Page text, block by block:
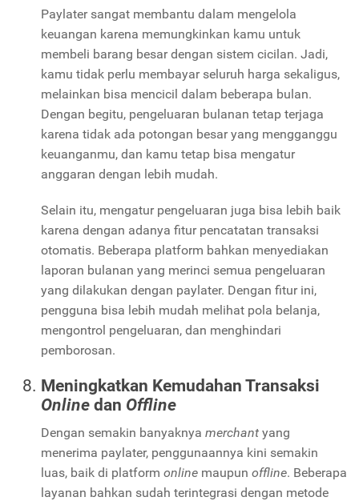
Paylater sangat membantu dalam mengelola
keuangan karena memungkinkan kamu untuk
membeli barang besar dengan sistem cicilan. Jadi,
kamu tidak perlu membayar seluruh harga sekaligus,
melainkan bisa mencicil dalam beberapa bulan.
Dengan begitu, pengeluaran bulanan tetap terjaga
karena tidak ada potongan besar yang mengganggu
keuanganmu, dan kamu tetap bisa mengatur
anggaran dengan lebih mudah.
Selain itu, mengatur pengeluaran juga bisa lebih baik
karena dengan adanya fitur pencatatan transaksi
otomatis. Beberapa platform bahkan menyediakan
laporan bulanan yang merinci semua pengeluaran
yang dilakukan dengan paylater. Dengan fitur ini,
pengguna bisa lebih mudah melihat pola belanja,
mengontrol pengeluaran, dan menghindari
pemborosan.
Meningkatkan Kemudahan Transaksi
Online dan Offline
Dengan semakin banyaknya merchant yang
menerima paylater, penggunaannya kini semakin
luas, baik di platform online maupun offline. Beberapa
layanan bahkan sudah terintegrasi dengan metode